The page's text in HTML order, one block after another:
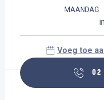
MAANDAG
Voeg toe
02